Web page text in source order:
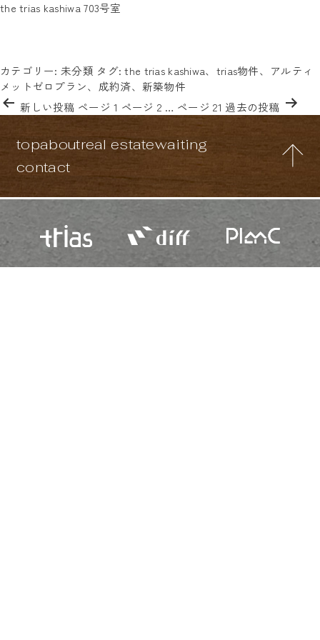
タグ:the trias kashiwa
the trias kashiwa 703号室
2025年4月完成の新築デザイナーズマンション！駅近徒歩4分！便
カテゴリー: 未分類 タグ:the trias kashiwa、 trias物件、 アルティ
メットゼロプラン、 成約済、 新築物件
投
稿
送
新しい投稿 ページ 1 ページ 2 … ページ 21 過去の投稿
topaboutreal estatewaiting
contact